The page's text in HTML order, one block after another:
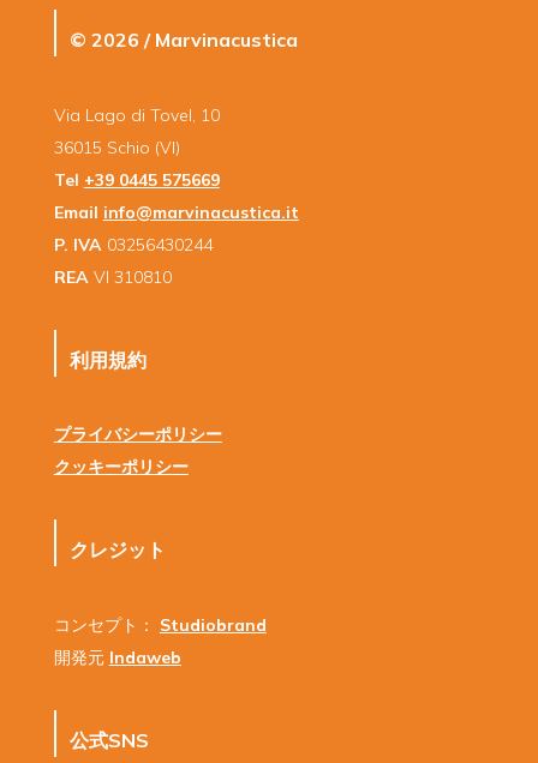
© 2026 / Marvinacustica
Via Lago di Tovel, 10
36015 Schio (VI)
Tel +39 0445 575669
Email info@marvinacustica.it
P. IVA03256430244
REA VI 310810
利用規約
プライバシーポリシー
クッキーポリシー
クレジット
コンセプト： Studiobrand
開発元 Indaweb
公式SNS